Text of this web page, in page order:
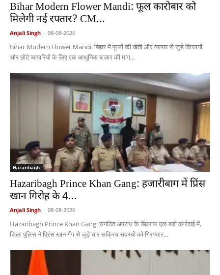
Bihar Modern Flower Mandi: फूल कारोबार को
मिलेगी नई रफ्तार? CM...
Anjali Singh - 08-08-2026
Bihar Modern Flower Mandi: बिहार में फूलों की खेती और व्यापार से जुड़े किसानों
और छोटे व्यापारियों के लिए एक आधुनिक बाज़ार की मांग...
Hazaribagh
Hazaribagh Prince Khan Gang: हजारीबाग में प्रिंस
खान गिरोह के 4...
Anjali Singh - 08-08-2026
Hazaribagh Prince Khan Gang: संगठित अपराध के खिलाफ एक बड़ी कार्रवाई में,
ज़िला पुलिस ने प्रिंस खान गैंग से जुड़े चार सक्रिय सदस्यों को गिरफ्तार...